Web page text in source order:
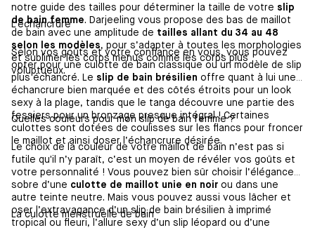
notre guide des tailles pour déterminer la taille de votre slip
de bain femme. Darjeeling vous propose des bas de maillot
de bain avec une amplitude de tailles allant du 34 au 48
selon les modèles, pour s’adapter à toutes les morphologies
et sublimer les corps menus comme les corps plus
voluptueux.
L’échancrure
Selon vos goûts et votre confiance en vous, vous pouvez
opter pour une culotte de bain classique ou un modèle de slip
plus échancré. Le slip de bain brésilien offre quant à lui une
échancrure bien marquée et des côtés étroits pour un look
sexy à la plage, tandis que le tanga découvre une partie des
fessiers pour un bronzage presque intégral ! Certaines
culottes sont dotées de coulisses sur les flancs pour froncer
le maillot et ainsi doser l’échancrure désirée.
Quelles couleurs pour mon slip de bain femme ?
Le choix de la couleur de votre maillot de bain n’est pas si
futile qu'il n’y paraît, c’est un moyen de révéler vos goûts et
votre personnalité ! Vous pouvez bien sûr choisir l’élégance
sobre d’une culotte de maillot unie en noir ou dans une
autre teinte neutre. Mais vous pouvez aussi vous lâcher et
oser l’extravagance d’un slip de bain brésilien à imprimé
tropical ou fleuri, l’allure sexy d’un slip léopard ou d’une
La culotte menstruelle de bain